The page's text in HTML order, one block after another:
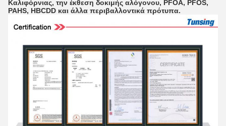
Καλιφόρνιας, την έκθεση δοκιμής αλόγονου, PFOA, PFOS,
PAHS, HBCDD και άλλα περιβαλλοντικά πρότυπα.